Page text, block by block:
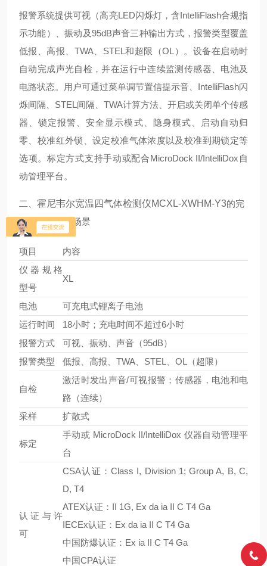
报警系统提供可视（高亮LED闪烁灯，含IntelliFlash合规指
示功能）、振动及95dB声音三种输出方式，报警类型覆盖
低报、高报、TWA、STEL和超限（OL）。设备在启动时
自动完成声光自检，并在运行中连续监测传感器、电池及
电路状态。用户可通过菜单调节置信提示音、IntelliFlash闪
烁间隔、STEL间隔、TWA计算方法、开启或关闭单个传感
器、锁定报警、安全显示模式、隐身模式、启动自动归
零、校准红外锁、设定校准气体浓度以及校准到期锁定等
选项。标定方式支持手动或配合MicroDock II/IntelliDox自
动管理平台。
二、 霍尼韦尔宽温四气体检测仪MCXL-XWHM-Y3的完
整参数与适用场景
项目
内容
仪器规格
型号
XL
电池
可充电式锂离子电池
运行时间
18小时；充电时间不超过6小时
报警方式
可视、振动、声音（95dB）
报警类型
低报、高报、TWA、STEL、OL（超限）
自检
激活时发出声音/可视报警；传感器，电池和电
路（连续）
采样
扩散式
标定
手动或 MicroDock II/IntelliDox 仪器自动管理平
台
认证与许
可
CSA认证：Class I, Division 1; Group A, B, C,
D, T4
ATEX认证：II 1G, Ex da ia II C T4 Ga
IECEx认证：Ex da ia II C T4 Ga
中国防爆认证：Ex ia II C T4 Ga
中国CPA认证